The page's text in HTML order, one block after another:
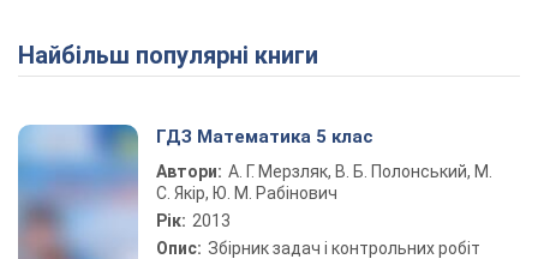
Найбільш популярні книги
ГДЗ Математика 5 клас
Автори: А. Г. Мерзляк, В. Б. Полонський, М.
С. Якір, Ю. М. Рабінович
Рік: 2013
Опис: Збірник задач і контрольних робіт